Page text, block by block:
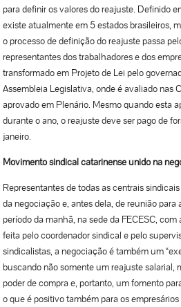
para definir os valores do reajuste. Definido
existe atualmente em 5 estados brasileiros,
o processo de definição do reajuste passa
representantes dos trabalhadores e dos
transformado em Projeto de Lei pelo
Assembleia Legislativa, onde é avaliado nas
aprovado em Plenário. Mesmo quando esta
durante o ano, o reajuste deve ser pago de
janeiro.
Movimento sindical catarinense unido na
Representantes de todas as centrais
da negociação e, antes dela, de reunião para
período da manhã, na sede da FECESC,
feita pelo coordenador sindical e pelo
sindicalistas, a negociação é também um
buscando não somente um reajuste salarial,
poder de compra e, portanto, um fomento
o que é positivo também para os empresários